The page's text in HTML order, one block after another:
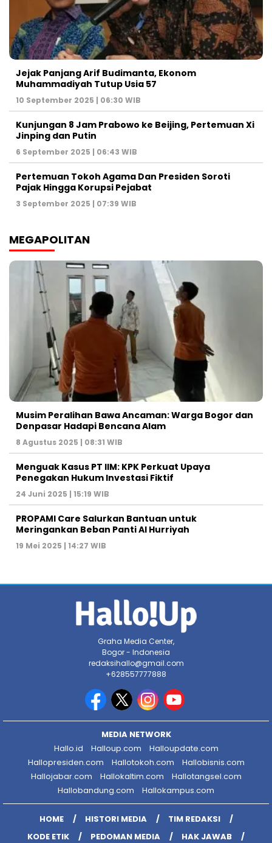
Jejak Panjang Arif Budimanta, Ekonom
Muhammadiyah Tutup Usia 57
10 September 2025 | 06:30 WIB
Kunjungan 8 Jam Prabowo ke Beijing, Pertemuan Xi
Jinping dan Putin
6 September 2025 | 06:43 WIB
Pertemuan Tokoh Agama Dan Presiden Soroti
Pajak Hingga Korupsi Pejabat
3 September 2025 | 07:39 WIB
MEGAPOLITAN
Musim Peralihan Bawa Ancaman: Warga Bogor dan
Denpasar Hadapi Bencana Alam
8 Agustus 2025 | 08:31 WIB
Menguak Kasus PT IIM: KPK Perkuat Upaya
Penegakan Hukum Investasi Fiktif
24 Juni 2025 | 15:19 WIB
PROPAMI Care Salurkan Bantuan untuk
Meringankan Beban Panti Al Hurriyah
19 Mei 2025 | 14:27 WIB
Graha Media Center,
Bogor - Indonesia
redaksihallo@gmail.com
+628557777888
MEDIA NETWORK
Hallo.id
Halloup.com
Halloupdate.com
Hallopresiden.com
Hallotokoh.com
Hallobisnis.com
Hallojabar.com
Hallokaltim.com
Hallotangsel.com
Hallobandung.com
Hallokampus.com
HOME HISTORI MEDIA
TIM REDAKSI
KODE ETIK
PEDOMAN MEDIA
HAK JAWAB